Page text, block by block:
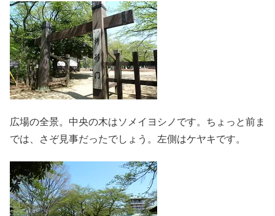
広場の全景。中央の木はソメイヨシノです。ちょっと前ま
では、さぞ見事だったでしょう。左側はケヤキです。